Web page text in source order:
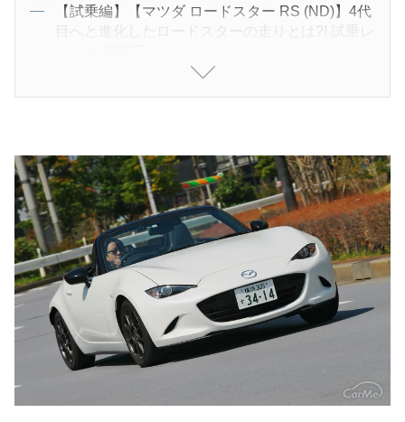
【試乗編】【マツダ ロードスター RS (ND)】4代
目へと進化したロードスターの走りとは?! 試乗レ